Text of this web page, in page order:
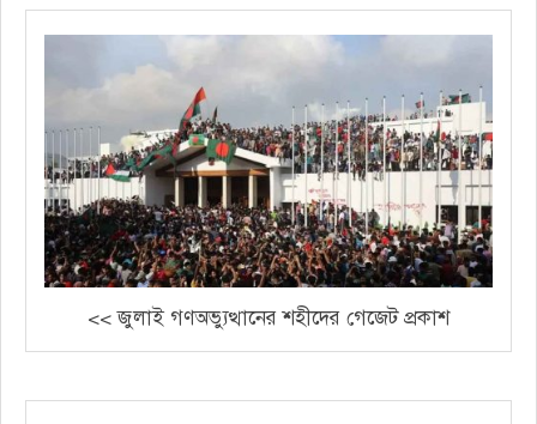
<< জুলাই গণঅভ্যুত্থানের শহীদের গেজেট প্রকাশ